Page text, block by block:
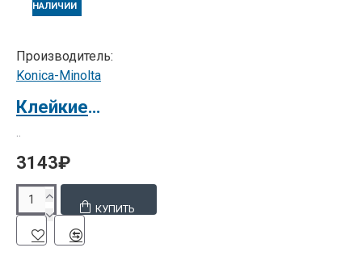
НАЛИЧИИ
Производитель:
Konica-Minolta
Клейкие этикетки Konica Minolta Address Labels A, 100 sheets (14/sheet)
3143₽
КУПИТЬ